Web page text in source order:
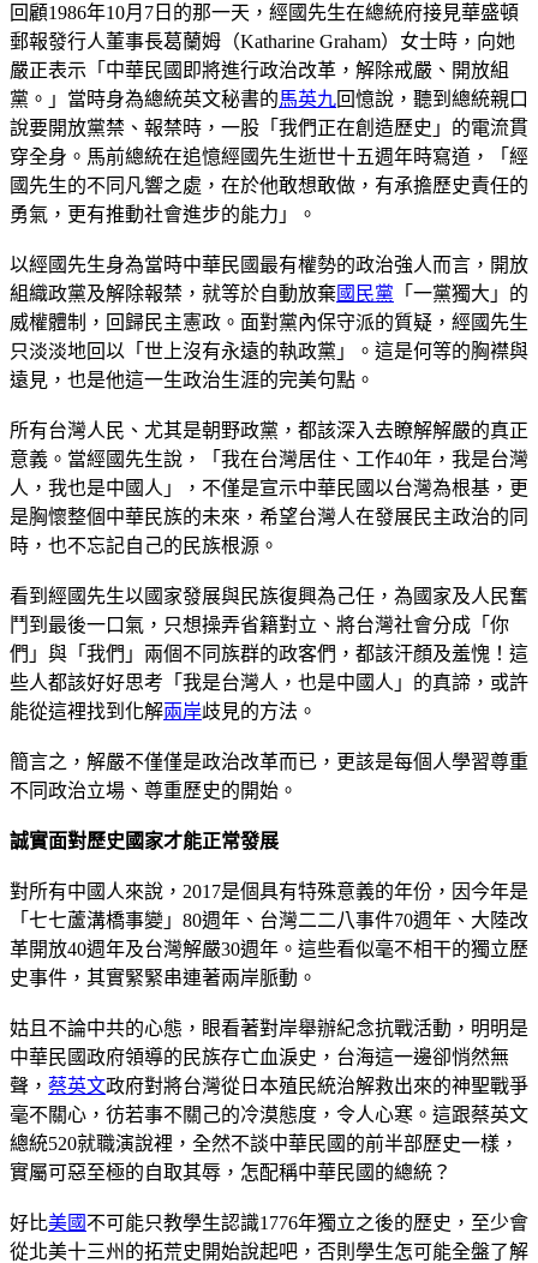
回顧1986年10月7日的那一天，經國先生在總統府接見華盛頓
郵報發行人董事長葛蘭姆（Katharine Graham）女士時，向她
嚴正表示「中華民國即將進行政治改革，解除戒嚴、開放組
黨。」當時身為總統英文秘書的馬英九回憶說，聽到總統親口
說要開放黨禁、報禁時，一股「我們正在創造歷史」的電流貫
穿全身。馬前總統在追憶經國先生逝世十五週年時寫道，「經
國先生的不同凡響之處，在於他敢想敢做，有承擔歷史責任的
勇氣，更有推動社會進步的能力」。
以經國先生身為當時中華民國最有權勢的政治強人而言，開放
組織政黨及解除報禁，就等於自動放棄國民黨 「一黨獨大」的
威權體制，回歸民主憲政。面對黨內保守派的質疑，經國先生
只淡淡地回以「世上沒有永遠的執政黨」。這是何等的胸襟與
遠見，也是他這一生政治生涯的完美句點。
所有台灣人民、尤其是朝野政黨，都該深入去瞭解解嚴的真正
意義。當經國先生說，「我在台灣居住、工作40年，我是台灣
人，我也是中國人」，不僅是宣示中華民國以台灣為根基，更
是胸懷整個中華民族的未來，希望台灣人在發展民主政治的同
時，也不忘記自己的民族根源。
看到經國先生以國家發展與民族復興為己任，為國家及人民奮
鬥到最後一口氣，只想操弄省籍對立、將台灣社會分成「你
們」與「我們」兩個不同族群的政客們，都該汗顏及羞愧！這
些人都該好好思考「我是台灣人，也是中國人」的真諦，或許
能從這裡找到化解兩岸歧見的方法。
簡言之，解嚴不僅僅是政治改革而已，更該是每個人學習尊重
不同政治立場、尊重歷史的開始。
誠實面對歷史 國家才能正常發展
對所有中國人來說，2017是個具有特殊意義的年份，因今年是
「七七蘆溝橋事變」80週年、台灣二二八事件70週年、大陸改
革開放40週年及台灣解嚴30週年。這些看似毫不相干的獨立歷
史事件，其實緊緊串連著兩岸脈動。
姑且不論中共的心態，眼看著對岸舉辦紀念抗戰活動，明明是
中華民國政府領導的民族存亡血淚史，台海這一邊卻悄然無
聲， 蔡英文政府對將台灣從日本殖民統治解救出來的神聖戰爭
毫不關心，彷若事不關己的冷漠態度，令人心寒。這跟蔡英文
總統520就職演說裡，全然不談中華民國的前半部歷史一樣，
實屬可惡至極的自取其辱，怎配稱中華民國的總統？
好比美國 不可能只教學生認識1776年獨立之後的歷史，至少會
從北美十三州的拓荒史開始說起吧，否則學生怎可能全盤了解